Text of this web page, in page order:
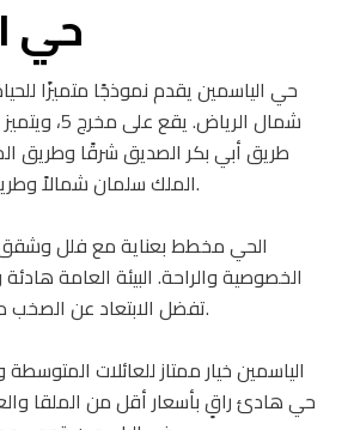
حي
حي الياسمين يقدم نموذجًا متميزًا
شمال الرياض.
طريق أبي بكر الصديق شرقًا وطريق
الملك سلمان شمالاً وطريق أنس بن مالك جنوبًا.
الحي مخطط بعناية مع فلل وشقق
الخصوصية والراحة. البيئة العامة
تفضل الابتعاد عن الصخب دون التضحية بالخدمات.
الياسمين خيار ممتاز للعائلات
حي هادئ راقٍ بأسعار أقل من الملقا